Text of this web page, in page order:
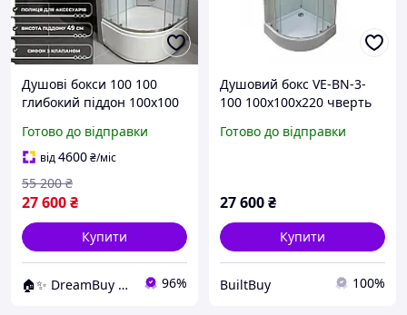
Душові бокси 100 100
глибокий піддон 100х100
профіль, прозоре скло,
високий піддон 49 см
Італія
Готово до відправки
від4600₴/міс
27 600₴
55 200 ₴
Купити
🏠✨ DreamBuy ✨🏠 96%
Душовий бокс VE-BN-3-
100 100х100х220 чверть
Готово до відправки
27 600₴
Купити
BuiltBuy 100%